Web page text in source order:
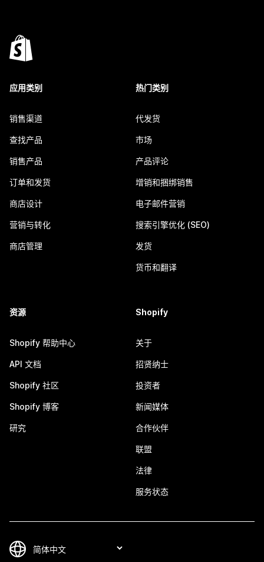
应用类别
销售渠道
查找产品
销售产品
订单和发货
商店设计
营销与转化
商店管理
热门类别
代发货
市场
产品评论
增销和捆绑销售
电子邮件营销
搜索引擎优化 (SEO)
发货
货币和翻译
资源
Shopify 帮助中心
API 文档
Shopify 社区
Shopify 博客
研究
Shopify
关于
招贤纳士
投资者
新闻媒体
合作伙伴
联盟
法律
服务状态